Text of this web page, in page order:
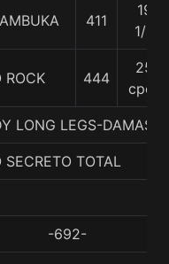
411
19
1/4
ROCK 444
25
cpos
LONG LEGS-
SECRETO TOTAL
-692-